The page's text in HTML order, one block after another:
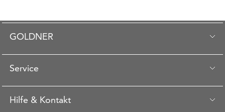
GOLDNER
Service
Hilfe & Kontakt